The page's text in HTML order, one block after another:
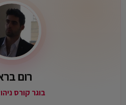
רום
בוגר קורס